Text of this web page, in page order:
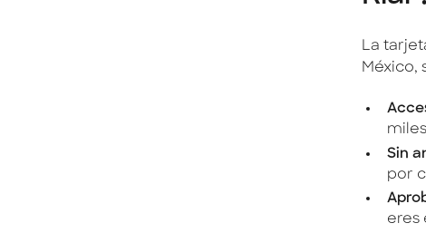
La
México,
Sin
por
eres